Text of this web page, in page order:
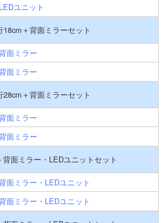
ユニット
18cm＋背面ミラーセット
面ミラー
面ミラー
28cm＋背面ミラーセット
面ミラー
面ミラー
面ミラー・LEDユニットセット
面ミラー・LEDユニット
面ミラー・LEDユニット